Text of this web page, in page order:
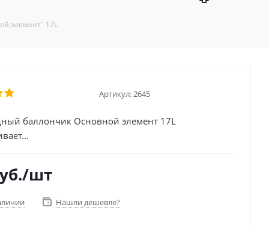
элемент" 17L
Артикул: 2645
баллончик Основной элемент 17L
/шт
Нашли дешевле?